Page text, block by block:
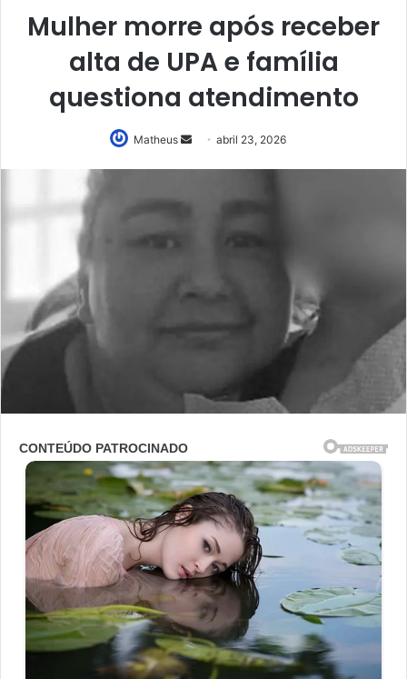
Mulher morre após receber
alta de UPA e família
questiona atendimento
Matheus
Mandeabril 23, 2026